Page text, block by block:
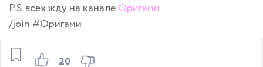
20
P.S. всех жду на каналеОригами
/join #Оригами